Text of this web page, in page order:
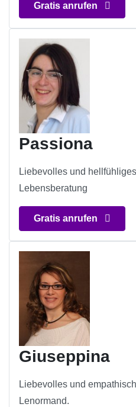
Gratis anrufen
Passiona
Liebevolles und
Lebensberatung
Gratis anrufen
Giuseppina
Liebevolles und
Lenormand.